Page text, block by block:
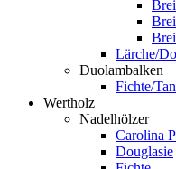
Lärche/
Duolambalken
Fichte/
Wertholz
Nadelhölzer
Carolina
Douglasie